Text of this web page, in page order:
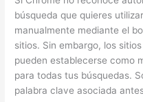
búsqueda que quieres
manualmente mediante el
sitios. Sin embargo, los
pueden establecerse como
para todas tus búsquedas.
palabra clave asociada